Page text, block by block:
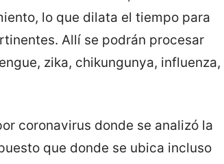
lo que dilata el tiempo para
Allí se podrán procesar
zika, chikungunya, influenza,
coronavirus donde se analizó la
que donde se ubica incluso